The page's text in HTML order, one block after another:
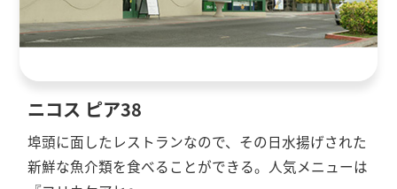
ニコス ピア38
埠頭に面したレストランなので、その日水揚げされた
新鮮な魚介類を食べることができる。人気メニューは